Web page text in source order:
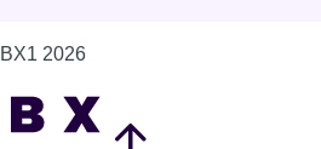
BX1 2026